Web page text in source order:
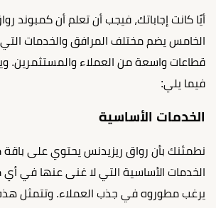
أيًا كانت إجاباتك، فيجب أن تعلم أن كمبوند
الخامس يضم مختلف المرافق والخدمات التي
قطاعات واسعة من العملاء والمستثمرين.
فيما يلي:
الخدمات الأساسية
نطمئنك بأن رواق ريزيدنس يحتوي على
الخدمات الأساسية التي لا غنى عنها في
يرغب مطوروه في جذب العملاء. وتتمثل